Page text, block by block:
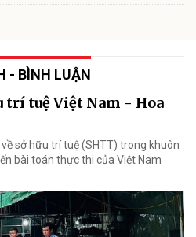
- BÌNH LUẬN
trí tuệ Việt Nam - Hoa
sở hữu trí tuệ (SHTT) trong khuôn
bài toán thực thi của Việt Nam